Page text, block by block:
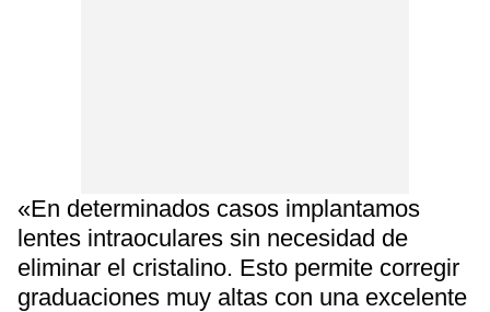
«En determinados casos implantamos
lentes intraoculares sin necesidad de
eliminar el cristalino. Esto permite corregir
graduaciones muy altas con una excelente